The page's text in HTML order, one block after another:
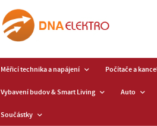
Měřicí technika a napájení Počítače a
Vybavení budov & Smart Living Auto
Součástky